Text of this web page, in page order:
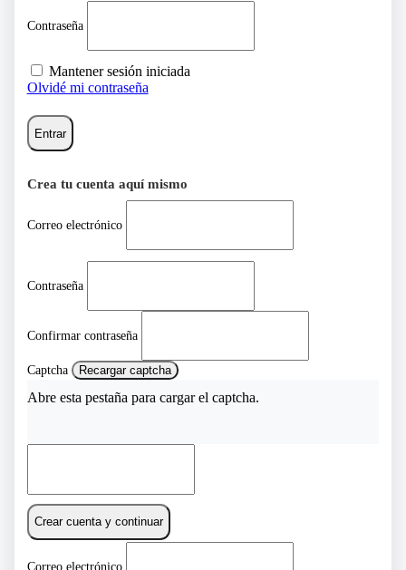
Contraseña
Mantener sesión iniciada
Olvidé mi contraseña
Entrar
Crea tu cuenta aquí mismo
Correo electrónico
Contraseña
Confirmar contraseña
Captcha Recargar captcha
Abre esta pestaña para cargar el captcha.
Crear cuenta y continuar
Correo electrónico